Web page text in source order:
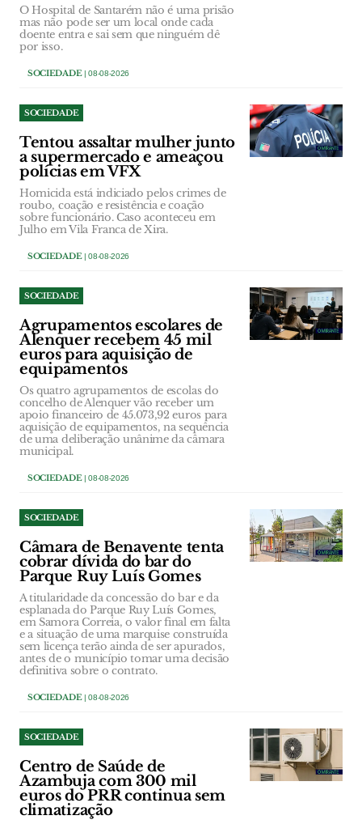
O Hospital de Santarém não é uma prisão
mas não pode ser um local onde cada
doente entra e sai sem que ninguém dê
por isso.
SOCIEDADE| 08-08-2026
SOCIEDADE
Tentou assaltar mulher junto
a supermercado e ameaçou
polícias em VFX
Homicida está indiciado pelos crimes de
roubo, coação e resistência e coação
sobre funcionário. Caso aconteceu em
Julho em Vila Franca de Xira.
SOCIEDADE| 08-08-2026
SOCIEDADE
Agrupamentos escolares de
Alenquer recebem 45 mil
euros para aquisição de
equipamentos
Os quatro agrupamentos de escolas do
concelho de Alenquer vão receber um
apoio financeiro de 45.073,92 euros para
aquisição de equipamentos, na sequência
de uma deliberação unânime da câmara
municipal.
SOCIEDADE| 08-08-2026
SOCIEDADE
Câmara de Benavente tenta
cobrar dívida do bar do
Parque Ruy Luís Gomes
A titularidade da concessão do bar e da
esplanada do Parque Ruy Luís Gomes,
em Samora Correia, o valor final em falta
e a situação de uma marquise construída
sem licença terão ainda de ser apurados,
antes de o município tomar uma decisão
definitiva sobre o contrato.
SOCIEDADE| 08-08-2026
SOCIEDADE
Centro de Saúde de
Azambuja com 300 mil
euros do PRR continua sem
climatização